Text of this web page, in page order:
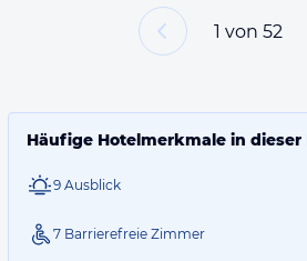
1 von 52
Häufige Hotelmerkmale in dieser
9 Ausblick
7 Barrierefreie Zimmer